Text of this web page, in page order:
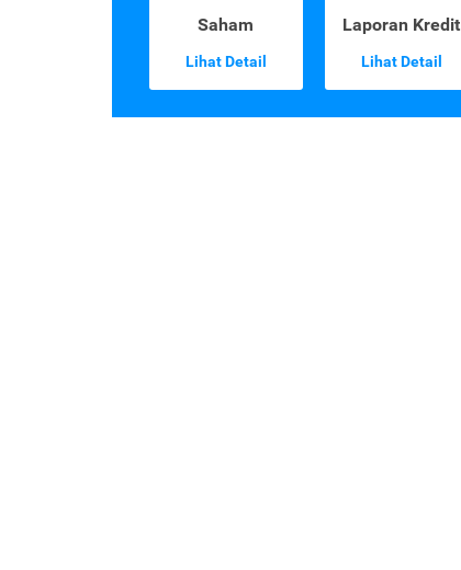
Saham
Lihat Detail
Laporan Kredit
Lihat Detail